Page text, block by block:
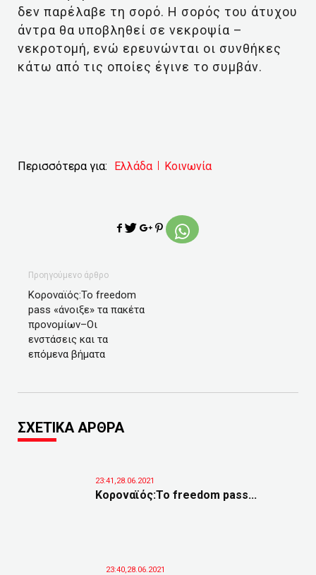
δεν παρέλαβε τη σορό. Η σορός του άτυχου
άντρα θα υποβληθεί σε νεκροψία –
νεκροτομή, ενώ ερευνώνται οι συνθήκες
κάτω από τις οποίες έγινε το συμβάν.
Περισσότερα για: Ελλάδα Κοινωνία
Προηγούμενο άρθρο
Κοροναϊός:Το freedom
pass «άνοιξε» τα πακέτα
προνομίων–Οι
ενστάσεις και τα
επόμενα βήματα
ΣΧΕΤΙΚΑ ΑΡΘΡΑ
23:41,28.06.2021
Κοροναϊός:Το freedom pass...
23:40,28.06.2021